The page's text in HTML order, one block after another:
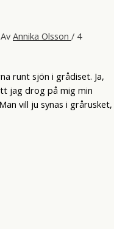
Annika Olsson / 4
runt sjön i grådiset. Ja,
jag drog på mig min
vill ju synas i grårusket,